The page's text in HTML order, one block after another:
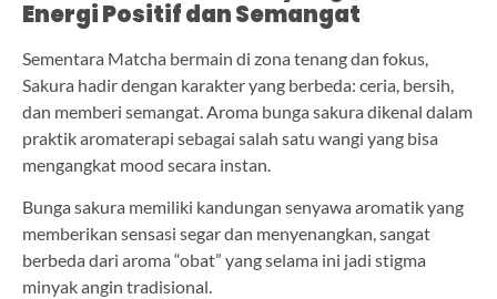
Energi Positif dan Semangat
Sementara Matcha bermain di zona tenang dan fokus,
Sakura hadir dengan karakter yang berbeda: ceria, bersih,
dan memberi semangat. Aroma bunga sakura dikenal dalam
praktik aromaterapi sebagai salah satu wangi yang bisa
mengangkat mood secara instan.
Bunga sakura memiliki kandungan senyawa aromatik yang
memberikan sensasi segar dan menyenangkan, sangat
berbeda dari aroma “obat” yang selama ini jadi stigma
minyak angin tradisional.